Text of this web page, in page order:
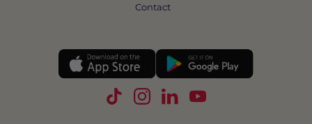
Contact
Volg Swipe4Work op TikTok
Volg Swipe4Work op
Volg Swipe4Work op
Volg Swipe4Work